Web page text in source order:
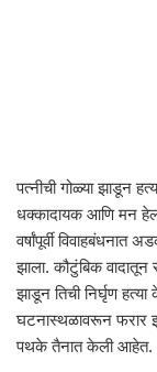
पत्नीची गोळ्या झाडून
धक्कादायक आणि मन
वर्षांपूर्वी विवाहबंधनात
झाला. कौटुंबिक वादातून
झाडून तिची निर्घृण
घटनास्थळावरून फरार
पथके तैनात केली आहेत.